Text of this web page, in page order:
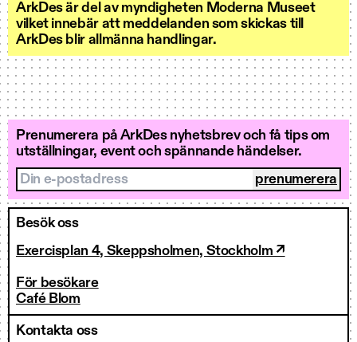
ArkDes är del av myndigheten Moderna Museet
vilket innebär att meddelanden som skickas till
ArkDes blir allmänna handlingar.
Prenumerera på ArkDes nyhetsbrev och få tips om
utställningar, event och spännande händelser.
Din e-postadress
Besök oss
Exercisplan 4, Skeppsholmen, Stockholm ↗
För besökare
Café Blom
Kontakta oss